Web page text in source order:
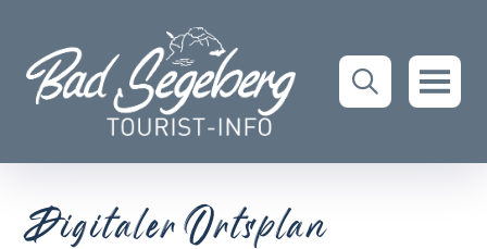
Digitaler Ortsplan